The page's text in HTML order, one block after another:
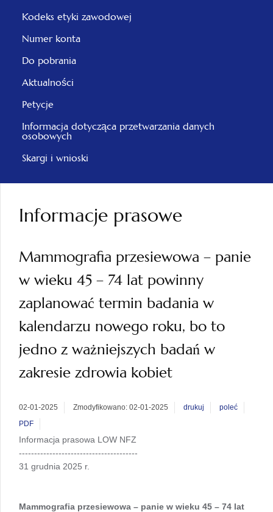
Kodeks etyki zawodowej
Numer konta
Do pobrania
Aktualności
Petycje
Informacja dotycząca przetwarzania danych
osobowych
Skargi i wnioski
Informacje prasowe
Mammografia przesiewowa – panie
w wieku 45 – 74 lat powinny
zaplanować termin badania w
kalendarzu nowego roku, bo to
jedno z ważniejszych badań w
zakresie zdrowia kobiet
02-01-2025 Zmodyfikowano: 02-01-2025 drukuj
poleć
PDF
Informacja prasowa LOW NFZ
---------------------------------------
31 grudnia 2025 r.
Mammografia przesiewowa – panie w wieku 45 – 74 lat